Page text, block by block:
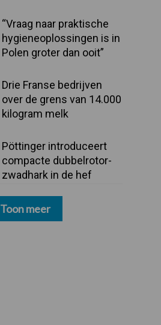
“Vraag naar praktische
hygieneoplossingen is in
Polen groter dan ooit”
Drie Franse bedrijven
over de grens van 14.000
kilogram melk
Pöttinger introduceert
compacte dubbelrotor-
zwadhark in de hef
Toon meer